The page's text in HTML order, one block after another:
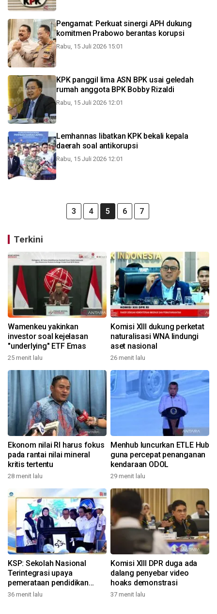
Pengamat: Perkuat sinergi APH dukung
komitmen Prabowo berantas korupsi
Rabu, 15 Juli 2026 15:01
KPK panggil lima ASN BPK usai geledah
rumah anggota BPK Bobby Rizaldi
Rabu, 15 Juli 2026 12:01
Lemhannas libatkan KPK bekali kepala
daerah soal antikorupsi
Rabu, 15 Juli 2026 12:01
3 4 5 6 7
Terkini
Wamenkeu yakinkan
investor soal kejelasan
"underlying" ETF Emas
25 menit lalu
Komisi XIII dukung perketat
naturalisasi WNA lindungi
aset nasional
26 menit lalu
Ekonom nilai RI harus fokus
pada rantai nilai mineral
kritis tertentu
28 menit lalu
Menhub luncurkan ETLE Hub
guna percepat penanganan
kendaraan ODOL
29 menit lalu
KSP: Sekolah Nasional
Terintegrasi upaya
pemerataan pendidikan
bermutu
36 menit lalu
Komisi XIII DPR duga ada
dalang penyebar video
hoaks demonstrasi
37 menit lalu